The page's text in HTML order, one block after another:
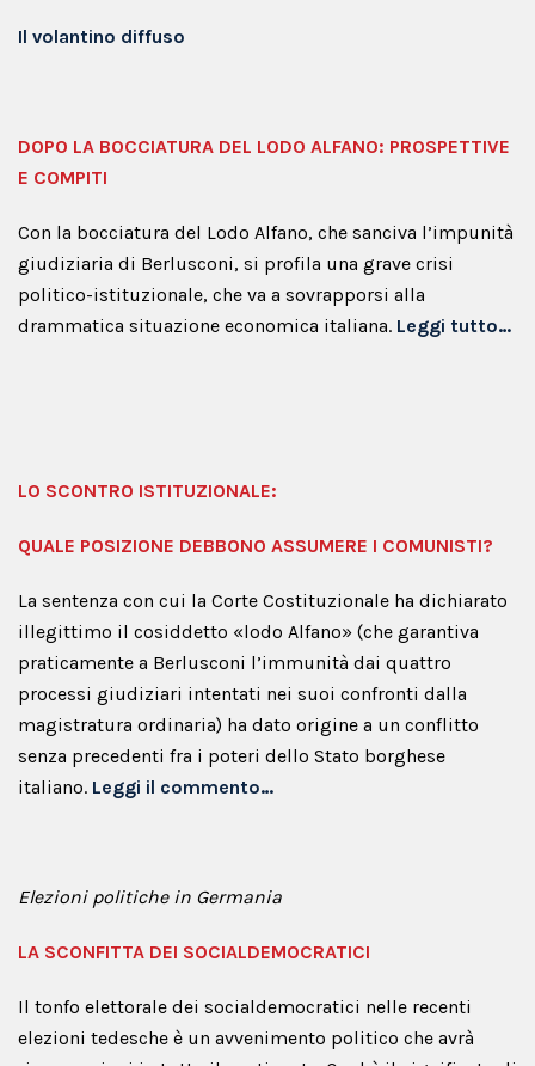
Il volantino diffuso
DOPO LA BOCCIATURA DEL LODO ALFANO: PROSPETTIVE
E COMPITI
Con la bocciatura del Lodo Alfano, che sanciva l’impunità
giudiziaria di Berlusconi, si profila una grave crisi
politico-istituzionale, che va a sovrapporsi alla
drammatica situazione economica italiana. Leggi tutto…
LO SCONTRO ISTITUZIONALE:
QUALE POSIZIONE DEBBONO ASSUMERE I COMUNISTI?
La sentenza con cui la Corte Costituzionale ha dichiarato
illegittimo il cosiddetto «lodo Alfano» (che garantiva
praticamente a Berlusconi l’immunità dai quattro
processi giudiziari intentati nei suoi confronti dalla
magistratura ordinaria) ha dato origine a un conflitto
senza precedenti fra i poteri dello Stato borghese
italiano. Leggi il commento…
Elezioni politiche in Germania
LA SCONFITTA DEI SOCIALDEMOCRATICI
Il tonfo elettorale dei socialdemocratici nelle recenti
elezioni tedesche è un avvenimento politico che avrà